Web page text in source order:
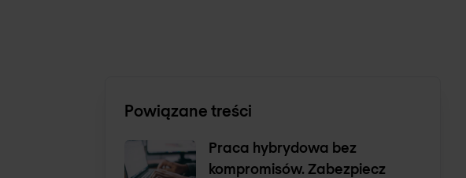
Powiązane treści
Praca hybrydowa bez
kompromisów. Zabezpiecz